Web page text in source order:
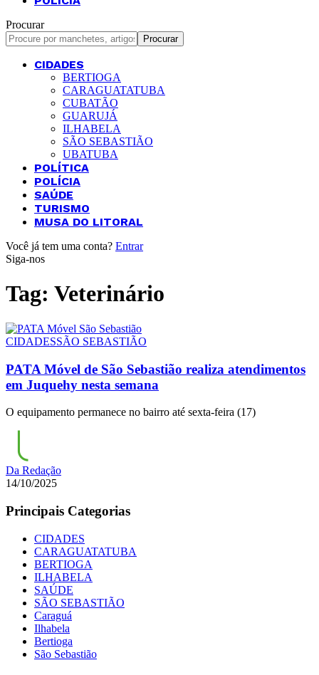
Procurar
CIDADES
BERTIOGA
CARAGUATATUBA
CUBATÃO
GUARUJÁ
ILHABELA
SÃO SEBASTIÃO
UBATUBA
POLÍTICA
POLÍCIA
SAÚDE
TURISMO
MUSA DO LITORAL
Você já tem uma conta? Entrar
Siga-nos
Tag: Veterinário
CIDADESSÃO SEBASTIÃO
PATA Móvel de São Sebastião realiza atendimentos
em Juquehy nesta semana
O equipamento permanece no bairro até sexta-feira (17)
Da Redação
14/10/2025
Principais Categorias
CIDADES
CARAGUATATUBA
BERTIOGA
ILHABELA
SAÚDE
SÃO SEBASTIÃO
Caraguá
Ilhabela
Bertioga
São Sebastião